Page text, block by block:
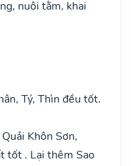
nuôi tằm, khai
Tý, Thìn đều tốt.
Khôn Sơn,
tốt . Lại thêm Sao